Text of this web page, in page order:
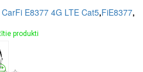
E8377 4G LTE Cat5,FiE8377,
produkti